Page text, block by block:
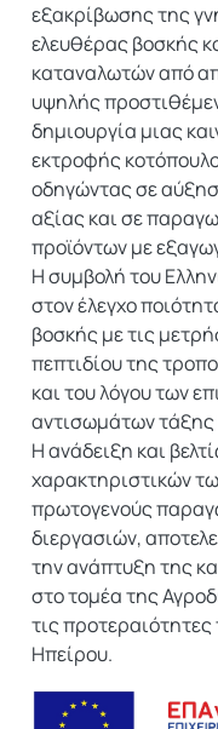
εξακρίβωσης της
ελευθέρας βοσκής
καταναλωτών από
υψηλής
δημιουργία μιας
εκτροφής
οδηγώντας σε
αξίας και σε
προϊόντων με
Η συμβολή του
στον έλεγχο
βοσκής με τις
πεπτιδίου της
και του λόγου των
αντισωμάτων τάξης
Η ανάδειξη και
χαρακτηριστικών
πρωτογενούς
διεργασιών,
την ανάπτυξη της
στο τομέα της
τις
Ηπείρου.